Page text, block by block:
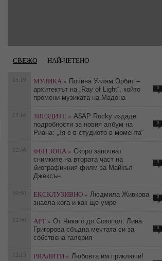
СВЕЖО НАЙ-ЧЕТЕНО
15:19 МУЗИКА » Почина Уилям Орбит –
архитектът на „Ray of Light“, който
промени музиката на Мадона
0
13:14 ЗВЕЗДИТЕ » A$AP Rocky издаде
подробности за новия албум на
Риана: „Тя е в студиото в момента“
0
12:56 ФЕН ЗОНА » Скоро започват
снимките на втората част на
биографичния филм за Майкъл
Джексън
0
10:50 ЕКСКЛУЗИВНО » Людмила Живкова
знаела кога и как ще умре
0
12:30 АРТ » От Чикаго до Созопол: Лина
Григорова сбъдна мечтата си за
собствена галерия
0
12:13 РИАЛИТИ » Любовта им приключи!